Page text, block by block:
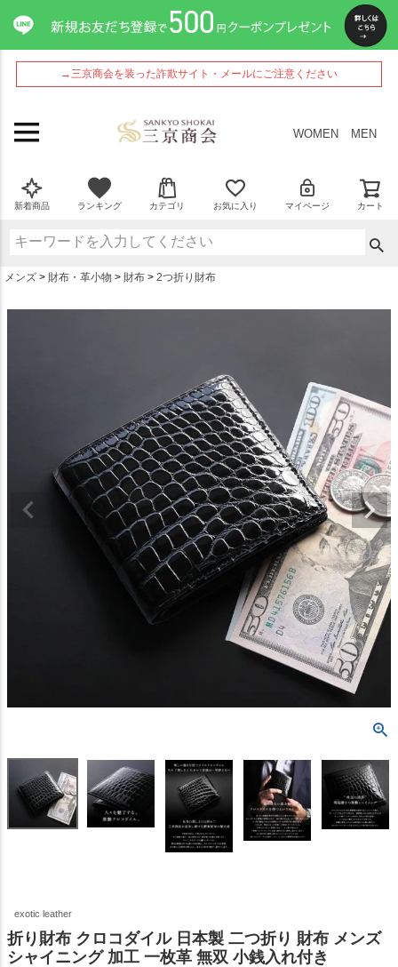
→三京商会を装った詐欺サイト・メールにご注意ください
WOMEN MEN
新着商品 ランキング カテゴリ お気に入り マイページ カート
メンズ 財布・革小物 財布 2つ折り財布
exotic leather
折り財布 クロコダイル 日本製 二つ折り 財布 メンズ
シャイニング 加工 一枚革 無双 小銭入れ付き
ペー
ジト
ップ
へ